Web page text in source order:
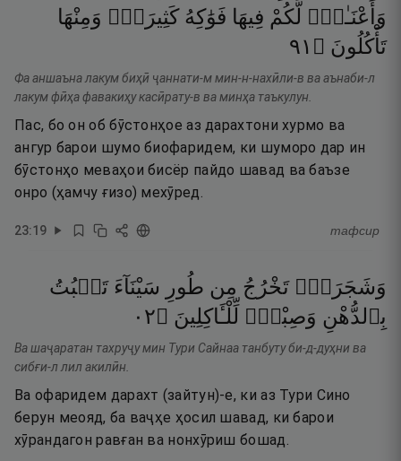
وَأَعْنَـٰبٍۢ لَّكُمْ فِيهَا فَوَٰكِهُ كَثِيرَةٌۭ وَمِنْهَا
تَأْكُلُونَ ۝ ١٩
Фа аншаъна лакум биҳӣ ҷаннати-м мин-н-нахӣли-в ва аънаби-л
лакум фӣҳа фавакиҳу касӣрату-в ва минҳа таъкулун.
Пас, бо он об бӯстонҳое аз дарахтони хурмо ва
ангур барои шумо биофаридем, ки шуморо дар ин
бӯстонҳо меваҳои бисёр пайдо шавад ва баъзе
онро (ҳамчу ғизо) мехӯред.
23:19 тафсир
وَشَجَرَةًۭ تَخْرُجُ مِن طُورِ سَيْنَآءَ تَنۢبُتُ
بِٱلدُّهْنِ وَصِبْغٍۢ لِّلْـَٔاكِلِينَ ۝٢٠
Ва шаҷаратан тахруҷу мин Тури Сайнаа танбуту би-д-дуҳни ва
сибғи-л лил акилӣн.
Ва офаридем дарахт (зайтун)-е, ки аз Тури Сино
берун меояд, ба ваҷҳе ҳосил шавад, ки барои
хӯрандагон равған ва нонхӯриш бошад.